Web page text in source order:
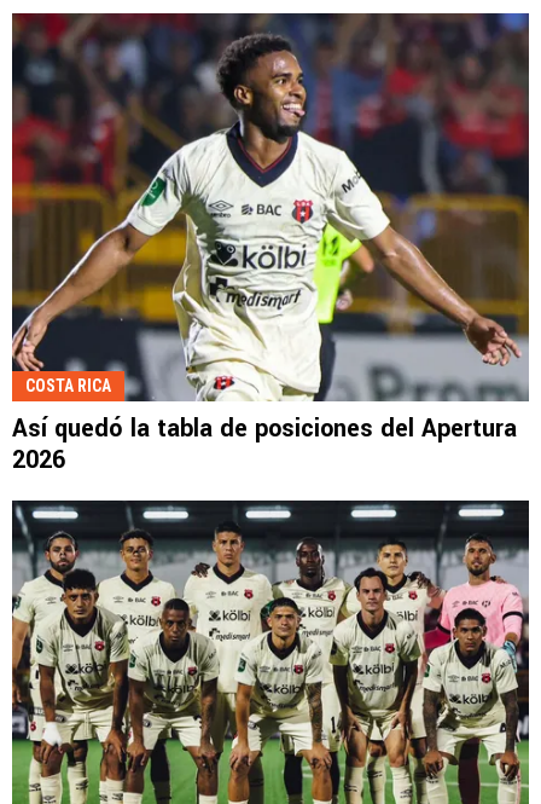
COSTA RICA
Así quedó la tabla de posiciones del Apertura
2026